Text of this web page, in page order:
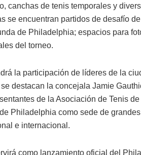
canchas de tenis temporales y
se encuentran partidos de desafío
de Philadelphia; espacios para
del torneo.
la participación de líderes de la
destacan la concejala Jamie
de la Asociación de Tenis
Philadelphia como sede de
e internacional.
como lanzamiento oficial del